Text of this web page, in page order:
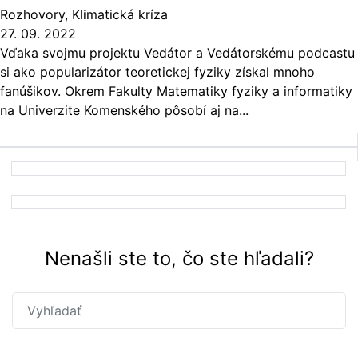
Rozhovory, Klimatická kríza
27. 09. 2022
Vďaka svojmu projektu Vedátor a Vedátorskému podcastu
si ako popularizátor teoretickej fyziky získal mnoho
fanúšikov. Okrem Fakulty Matematiky fyziky a informatiky
na Univerzite Komenského pôsobí aj na...
Nenašli ste to, čo ste hľadali?